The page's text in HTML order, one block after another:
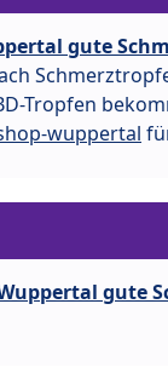
gute
Tropfen
wuppertal
gute